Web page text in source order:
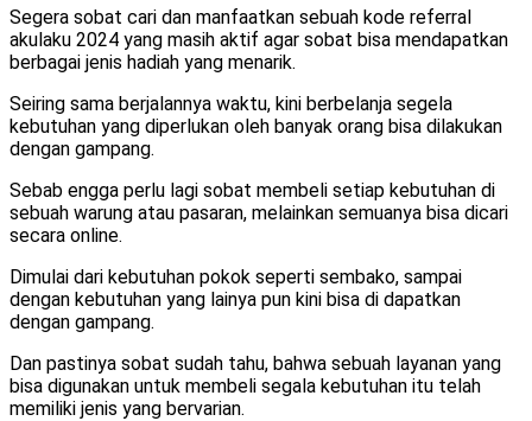
Segera sobat cari dan manfaatkan sebuah kode referral
akulaku 2024 yang masih aktif agar sobat bisa mendapatkan
berbagai jenis hadiah yang menarik.
Seiring sama berjalannya waktu, kini berbelanja segela
kebutuhan yang diperlukan oleh banyak orang bisa dilakukan
dengan gampang.
Sebab engga perlu lagi sobat membeli setiap kebutuhan di
sebuah warung atau pasaran, melainkan semuanya bisa dicari
secara online.
Dimulai dari kebutuhan pokok seperti sembako, sampai
dengan kebutuhan yang lainya pun kini bisa di dapatkan
dengan gampang.
Dan pastinya sobat sudah tahu, bahwa sebuah layanan yang
bisa digunakan untuk membeli segala kebutuhan itu telah
memiliki jenis yang bervarian.